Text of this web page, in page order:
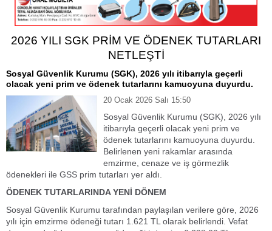
2026 YILI SGK PRİM VE ÖDENEK TUTARLARI
NETLEŞTİ
Sosyal Güvenlik Kurumu (SGK), 2026 yılı itibarıyla geçerli
olacak yeni prim ve ödenek tutarlarını kamuoyuna duyurdu.
20 Ocak 2026 Salı 15:50
Sosyal Güvenlik Kurumu (SGK), 2026 yılı
itibarıyla geçerli olacak yeni prim ve
ödenek tutarlarını kamuoyuna duyurdu.
Belirlenen yeni rakamlar arasında
emzirme, cenaze ve iş görmezlik
ödenekleri ile GSS prim tutarları yer aldı.
ÖDENEK TUTARLARINDA YENİ DÖNEM
Sosyal Güvenlik Kurumu tarafından paylaşılan verilere göre, 2026
yılı için emzirme ödeneği tutarı 1.621 TL olarak belirlendi. Vefat